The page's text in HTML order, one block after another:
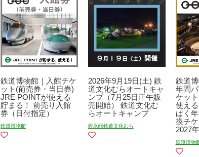
鉄道博物館｜入館チケ
ット(前売券・当日券)
JRE POINTが使える
貯まる！ 前売り入館
券（日付指定）
鉄道博物館
2026年9月19日(土) 鉄
道文化むらオートキャ
ンプ（7月25日正午販
売開始） 鉄道文化む
らオートキャンプ
碓氷峠鉄道文化むら
鉄道
年間
ケッ
使え
ぱく
換チ
2027
鉄道博物